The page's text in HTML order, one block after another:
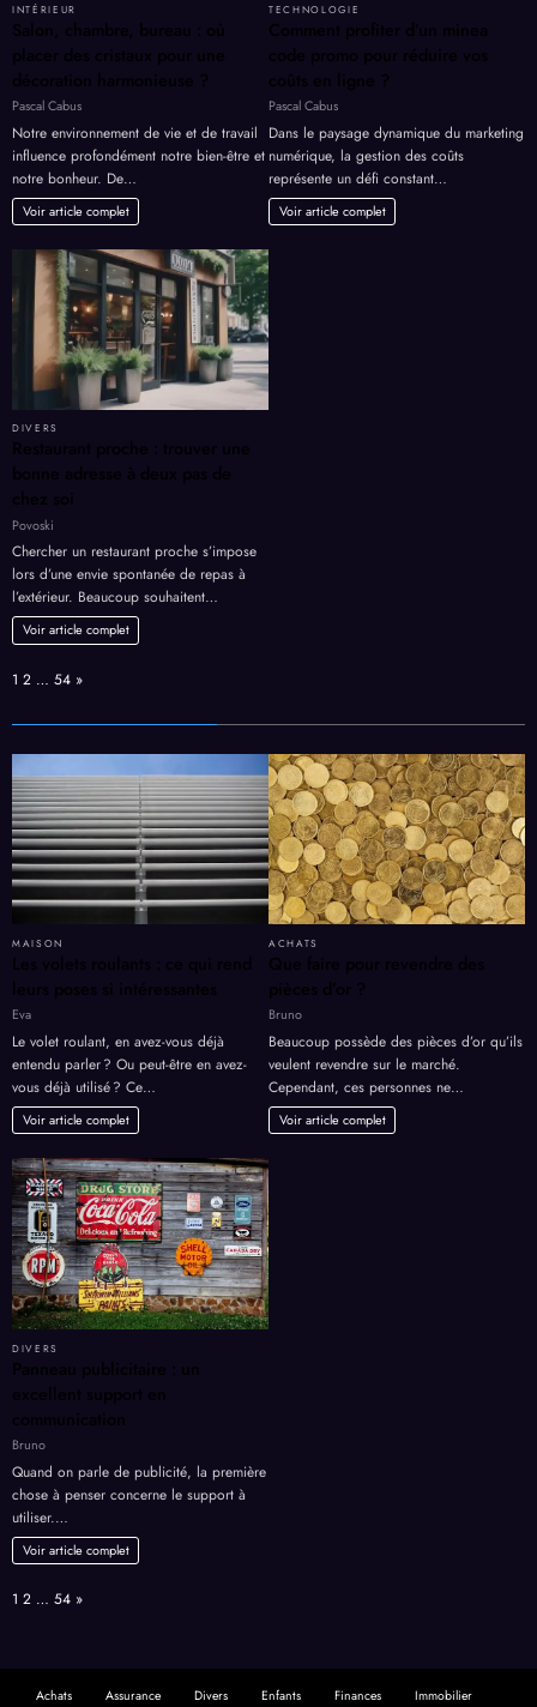
INTÉRIEUR
Salon, chambre, bureau : où
placer des cristaux pour une
décoration harmonieuse ?
Pascal Cabus
Notre environnement de vie et de travail
influence profondément notre bien-être et
notre bonheur. De…
Voir article complet
TECHNOLOGIE
Comment profiter d’un minea
code promo pour réduire vos
coûts en ligne ?
Pascal Cabus
Dans le paysage dynamique du marketing
numérique, la gestion des coûts
représente un défi constant…
Voir article complet
DIVERS
Restaurant proche : trouver une
bonne adresse à deux pas de
chez soi
Povoski
Chercher un restaurant proche s’impose
lors d’une envie spontanée de repas à
l’extérieur. Beaucoup souhaitent…
Voir article complet
Page:
1 2 … 54 Next
»
MAISON
Les volets roulants : ce qui rend
leurs poses si intéressantes
Eva
Le volet roulant, en avez-vous déjà
entendu parler ? Ou peut-être en avez-
vous déjà utilisé ? Ce…
Voir article complet
ACHATS
Que faire pour revendre des
pièces d’or ?
Bruno
Beaucoup possède des pièces d’or qu’ils
veulent revendre sur le marché.
Cependant, ces personnes ne…
Voir article complet
DIVERS
Panneau publicitaire : un
excellent support en
communication
Bruno
Quand on parle de publicité, la première
chose à penser concerne le support à
utiliser.…
Voir article complet
Page:
1 2 … 54 Next
»
Achats Assurance Divers Enfants Finances Immobilier